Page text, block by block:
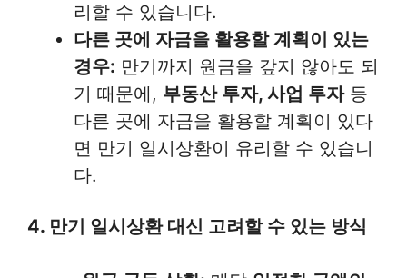
리할 수 있습니다.
다른 곳에 자금을 활용할 계획이 있는
경우: 만기까지 원금을 갚지 않아도 되
기 때문에, 부동산 투자, 사업 투자등
다른 곳에 자금을 활용할 계획이 있다
면 만기 일시상환이 유리할 수 있습니
다.
4. 만기 일시상환 대신 고려할 수 있는 방식